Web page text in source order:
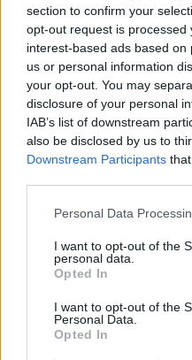
section to confirm your
opt-out request is processed
interest-based ads based
us or personal information
your opt-out. You may
disclosure of your personal
IAB’s list of downstream
also be disclosed by us to
Downstream Participants
Please note that this
not limited to your visit or
grant or deny consent to
use your data for below
consent section.
Personal Data
I want to opt-out of the
personal data.
Opted In
I want to opt-out of the
Personal Data.
Opted In